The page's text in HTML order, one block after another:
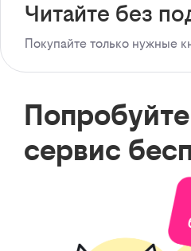
Читайте без
Покупайте только нужные
сервис